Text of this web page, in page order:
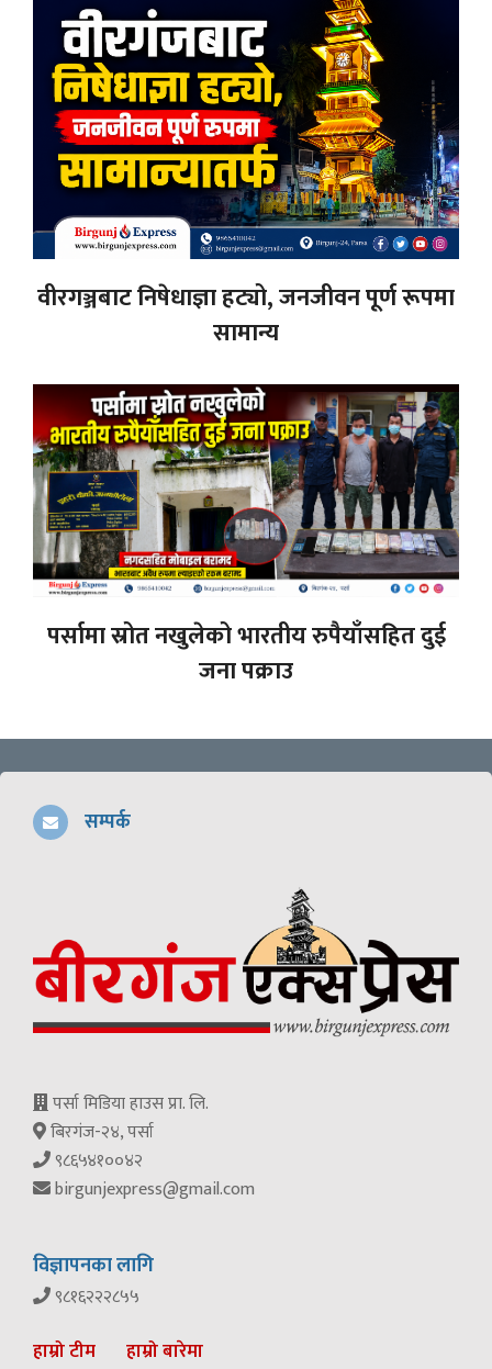
वीरगञ्जबाट निषेधाज्ञा हट्यो, जनजीवन पूर्ण रूपमा
सामान्य
पर्सामा स्रोत नखुलेको भारतीय रुपैयाँसहित दुई
जना पक्राउ
सम्पर्क
पर्सा मिडिया हाउस प्रा. लि.
बिरगंज-२४, पर्सा
९८६५४१००४२
birgunjexpress@gmail.com
विज्ञापनका लागि
९८१६२२२८५५
हाम्रो टीम हाम्रो बारेमा